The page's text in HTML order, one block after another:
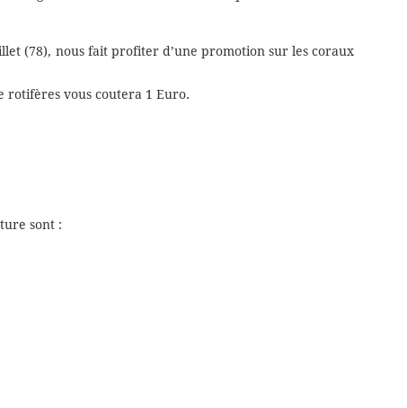
(78), nous fait profiter d’une promotion sur les coraux
rotifères vous coutera 1 Euro.
sont :